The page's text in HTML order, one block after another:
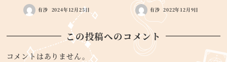
有沙 2024年12月25日 有沙 2022年12月9日
この投稿へのコメント
コメントはありません。